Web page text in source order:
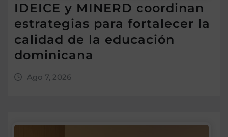
IDEICE y MINERD coordinan
estrategias para fortalecer la
calidad de la educación
dominicana
Ago 7, 2026